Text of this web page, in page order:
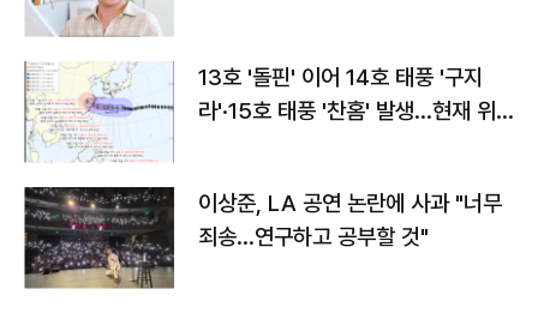
13호 '돌핀' 이어 14호 태풍 '구지
라'·15호 태풍 '찬홈' 발생…현재 위
이상준, LA 공연 논란에 사과 "너무
죄송…연구하고 공부할 것"